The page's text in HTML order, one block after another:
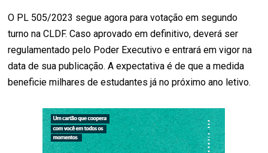
O PL 505/2023 segue agora para votação em segundo
turno na CLDF. Caso aprovado em definitivo, deverá ser
regulamentado pelo Poder Executivo e entrará em vigor na
data de sua publicação. A expectativa é de que a medida
beneficie milhares de estudantes já no próximo ano letivo.